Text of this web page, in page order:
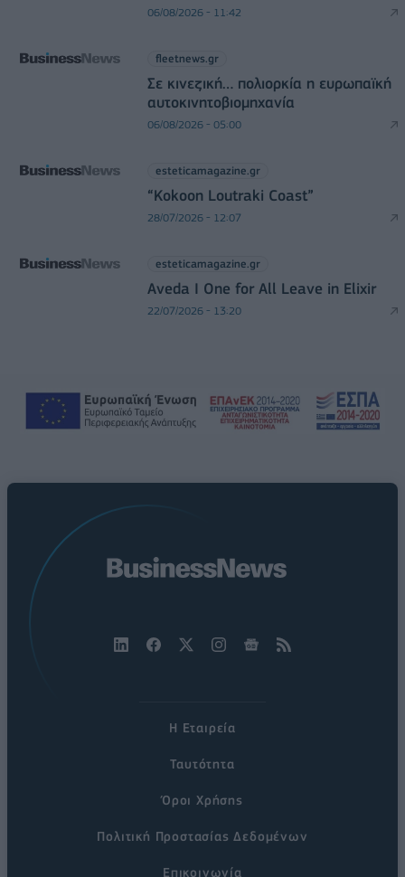
06/08/2026 - 11:42
fleetnews.gr
Σε κινεζική… πολιορκία η ευρωπαϊκή
αυτοκινητοβιομηχανία
06/08/2026 - 05:00
esteticamagazine.gr
“Kokoon Loutraki Coast”
28/07/2026 - 12:07
esteticamagazine.gr
Aveda I One for All Leave in Elixir
22/07/2026 - 13:20
Η Εταιρεία
Ταυτότητα
Όροι Χρήσης
Πολιτική Προστασίας Δεδομένων
Επικοινωνία